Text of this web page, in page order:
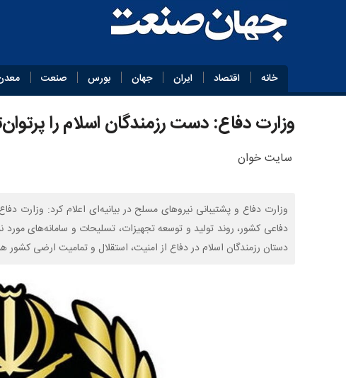
خانه اقتصاد ایران جهان بورس صنعت
وزارت دفاع: دست رزمندگان اسلام را
سایت خوان
وزارت دفاع و پشتیبانی نیروهای مسلح در بیانیه‌ای اعلام کرد: وزارت
دفاعی کشور، روند تولید و توسعه تجهیزات، تسلیحات و سامانه‌های
دستان رزمندگان اسلام در دفاع از امنیت، استقلال و تمامیت ارضی کشور